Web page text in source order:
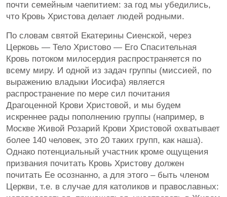
почти семейным чаепитием: за год мы убедились,
что Кровь Христова делает людей родными.
По словам святой Екатерины Сиенской, через
Церковь — Тело Христово — Его Спасительная
Кровь потоком милосердия распространяется по
всему миру. И одной из задач группы (миссией, по
выражению владыки Иосифа) является
распространение по мере сил почитания
Драгоценной Крови Христовой, и мы будем
искреннее рады пополнению группы (например, в
Москве Живой Розарий Крови Христовой охватывает
более 140 человек, это 20 таких групп, как наша).
Однако потенциальный участник кроме ощущения
призвания почитать Кровь Христову должен
почитать Ее осознанно, а для этого – быть членом
Церкви, т.е. в случае для католиков и православных: